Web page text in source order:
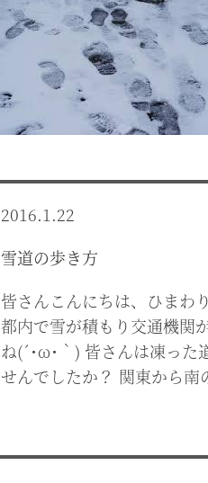
2016.1.22
雪道の歩き方
皆さんこんにちは、ひまわ
都内で雪が積もり交通機関
ね(´･ω･｀) 皆さんは凍った
せんでしたか？ 関東から